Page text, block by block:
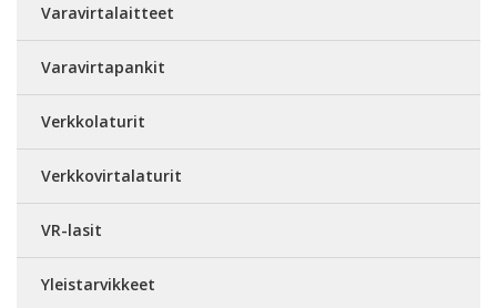
Varavirtalaitteet
Varavirtapankit
Verkkolaturit
Verkkovirtalaturit
VR-lasit
Yleistarvikkeet